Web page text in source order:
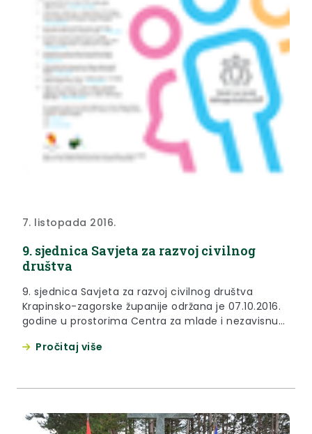
7. listopada 2016.
9. sjednica Savjeta za razvoj civilnog
društva
9. sjednica Savjeta za razvoj civilnog društva
Krapinsko-zagorske županije održana je 07.10.2016.
godine u prostorima Centra za mlade i nezavisnu
Pročitaj više